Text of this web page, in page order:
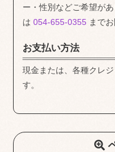
ー・性別などご希望が
は054-655-0355 まで
お支払い方法
現金または、各種クレ
す。